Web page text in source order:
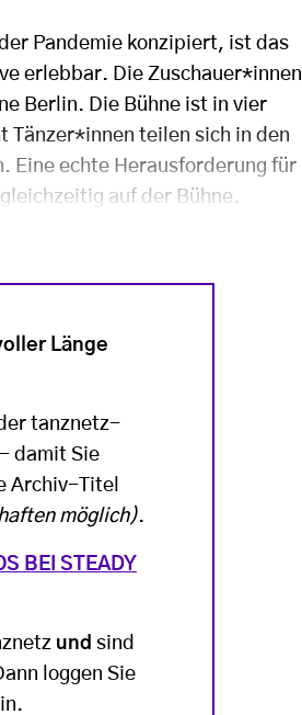
Pandemie konzipiert, ist das
erlebbar. Die Zuschauer*innen
Berlin. Die Bühne ist in vier
Tänzer*innen teilen sich in den
Eine echte Herausforderung für
auf der Bühne.
Länge
tanznetz-
damit Sie
Archiv-Titel
möglich).
BEI STEADY
und sind
loggen Sie